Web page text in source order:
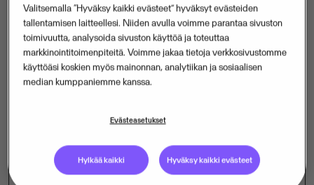
Osana Visma Financial Solutions Oy:tä toimiva
lakitoimisto Visma Legal aloittaa uuden LakiCast-
podcastin, jossa käsitellään lakiasioihin liittyviä
ajankohtaisia uutisia, avoimesti ja ilman lakijargonia.
toimivat Visma Legalin lakimies
lakitoimistossa keskittynyt hoitamaan erilaisia riita- ja
sopimusasioita sekä maksukyvyttömyysasioita, kuten
Valitsemalla “Hyväksy kaikki evästeet” hyväksyt evästeiden
tallentamisen laitteellesi. Niiden avulla voimme parantaa sivuston
toimivuutta, analysoida sivuston käyttöä ja toteuttaa
markkinointitoimenpiteitä. Voimme jakaa tietoja verkkosivustomme
käyttöäsi koskien myös mainonnan, analytiikan ja sosiaalisen
median kumppaniemme kanssa.
Evästeasetukset
Hylkää kaikki Hyväksy kaikki evästeet